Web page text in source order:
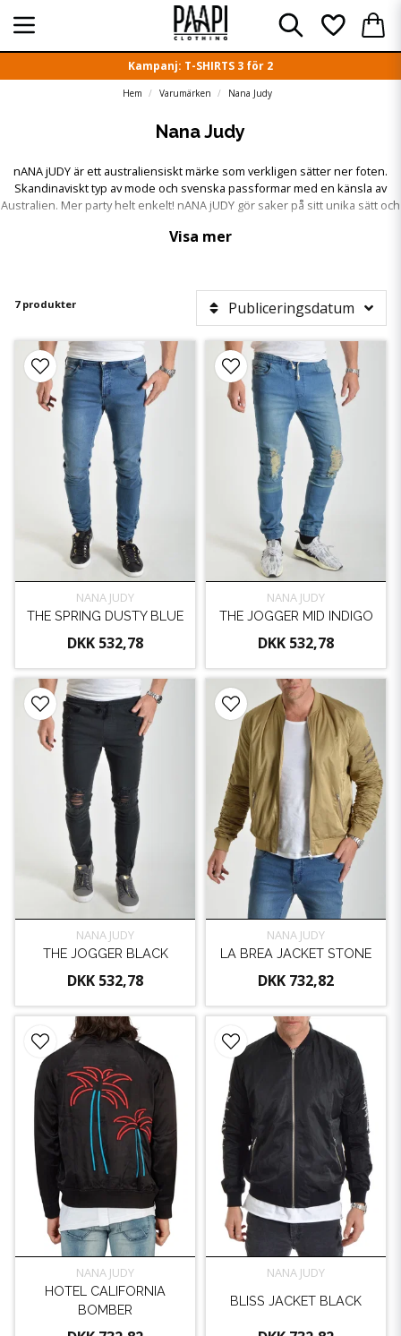
Kampanj: T-SHIRTS 3 för 2
Hem Varumärken Nana Judy
Nana Judy
nANA jUDY är ett australiensiskt märke som verkligen sätter ner foten.
Skandinaviskt typ av mode och svenska passformar med en känsla av
Australien. Mer party helt enkelt! nANA jUDY gör saker på sitt unika sätt och
samma kläder och varumärke som alla andra och vill sticka ut på ett enkelt
Visa mer
7 produkter Publiceringsdatum
NANA JUDY
THE SPRING DUSTY BLUE
DKK 532,78
NANA JUDY
THE JOGGER MID INDIGO
DKK 532,78
NANA JUDY
THE JOGGER BLACK
DKK 532,78
NANA JUDY
LA BREA JACKET STONE
DKK 732,82
NANA JUDY
HOTEL CALIFORNIA
BOMBER
NANA JUDY
BLISS JACKET BLACK